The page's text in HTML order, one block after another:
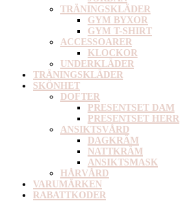
TRÄNINGSKLÄDER
GYM BYXOR
GYM T-SHIRT
ACCESSOARER
KLOCKOR
UNDERKLÄDER
TRÄNINGSKLÄDER
SKÖNHET
DOFTER
PRESENTSET DAM
PRESENTSET HERR
ANSIKTSVÅRD
DAGKRÄM
NATTKRÄM
ANSIKTSMASK
HÅRVÅRD
VARUMÄRKEN
RABATTKODER